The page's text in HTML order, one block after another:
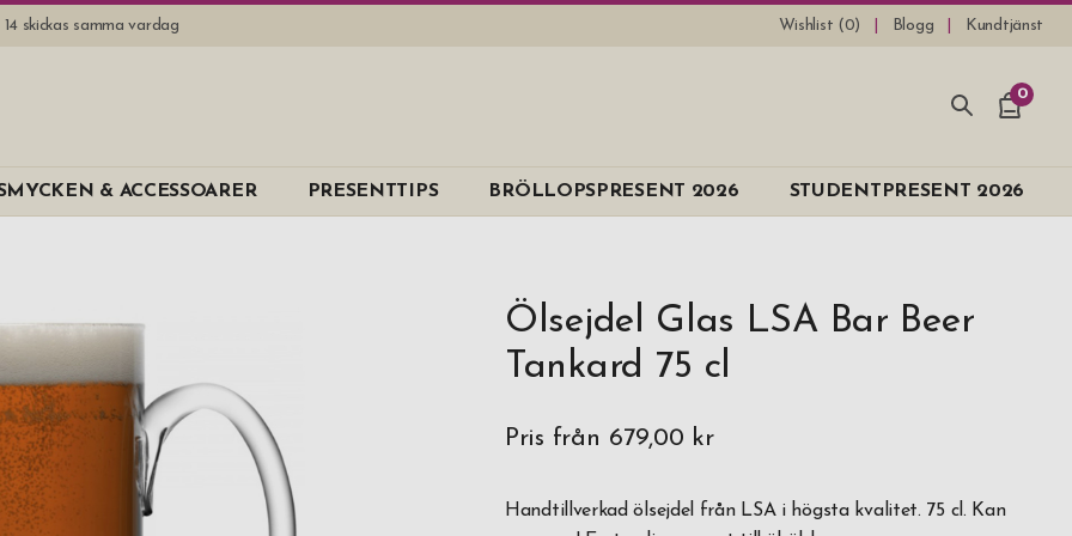
skickas samma vardag Wishlist (0) Blogg Kundtjänst
0
& ACCESSOARER PRESENTTIPS BRÖLLOPSPRESENT 2026 STUDENTPRESENT 2026
Ölsejdel Glas LSA Bar Beer
Tankard 75 cl
Pris från 679,00 kr
Handtillverkad ölsejdel från LSA i högsta kvalitet. 75 cl. Kan